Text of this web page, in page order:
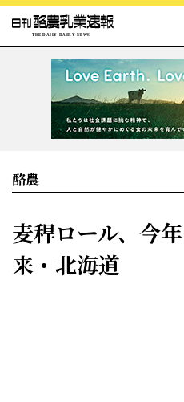
酪農
麦稈ロール、今
来・北海道